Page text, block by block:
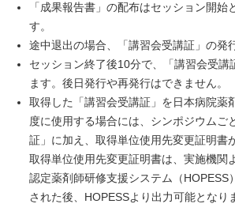
「成果報告書」の配布はセッション開始
す。
途中退出の場合、「講習会受講証」の発
セッション終了後10分で、「講習会受講
ます。後日発行や再発行はできません。
取得した「講習会受講証」を日本病院薬
度に使用する場合には、シンポジウムご
証」に加え、取得単位使用先変更証明書
取得単位使用先変更証明書は、実施機関
認定薬剤師研修支援システム（HOPESS
された後、HOPESSより出力可能となり